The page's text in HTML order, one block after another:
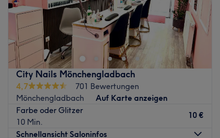
City Nails Mönchengladbach
4,7
701 Bewertungen
Mönchengladbach
Auf Karte anzeigen
Farbe oder Glitzer
10 Min.
10 €
Schnellansicht Saloninfos